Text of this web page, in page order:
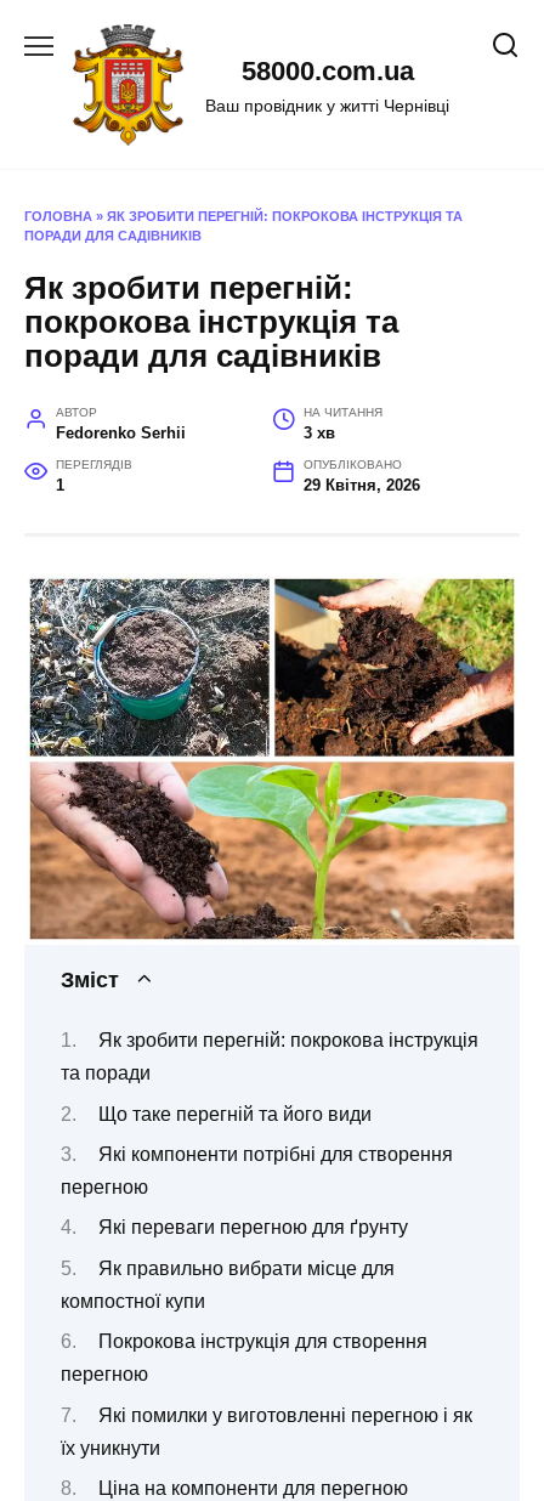
58000.com.ua
Ваш провідник у житті Чернівці
ГОЛОВНА » ЯК ЗРОБИТИ ПЕРЕГНІЙ: ПОКРОКОВА ІНСТРУКЦІЯ ТА
ПОРАДИ ДЛЯ САДІВНИКІВ
Як зробити перегній:
покрокова інструкція та
поради для садівників
АВТОР
Fedorenko Serhii
НА ЧИТАННЯ
3 хв
ПЕРЕГЛЯДІВ
1
ОПУБЛІКОВАНО
29 Квітня, 2026
Зміст
Як зробити перегній: покрокова інструкція
та поради
Що таке перегній та його види
Які компоненти потрібні для створення
перегною
Які переваги перегною для ґрунту
Як правильно вибрати місце для
компостної купи
Покрокова інструкція для створення
перегною
Які помилки у виготовленні перегною і як
їх уникнути
Ціна на компоненти для перегною